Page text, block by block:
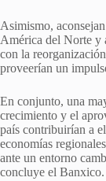
Asimismo,
América del Norte y
con la
proveerían un
En conjunto, una
crecimiento y el
país contribuirían a
economías
ante un entorno
concluye el Banxico.